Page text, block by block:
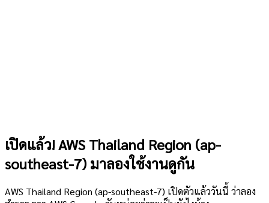
เปิดแล้ว! AWS Thailand Region (ap-
southeast-7) มาลองใช้งานดูกัน
AWS Thailand Region (ap-southeast-7) เปิดตัวแล้ววันนี้ ว่าลอง